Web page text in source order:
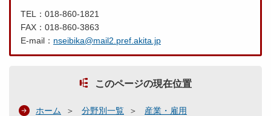
TEL：018-860-1821
FAX：018-860-3863
E-mail： nseibika@mail2.pref.akita.jp
このページの現在位置
ホーム 分野別一覧
産業・雇用